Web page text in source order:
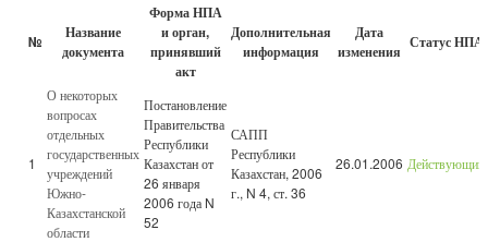
№
Название
документа
Форма НПА
и орган,
принявший
акт
Дополнительная
информация
Дата
изменения Статус НПА
1
О некоторых
вопросах
отдельных
государственных
учреждений
Южно-
Казахстанской
области
Постановление
Правительства
Республики
Казахстан от
26 января
2006 года N
52
САПП
Республики
Казахстан, 2006
г., N 4, ст. 36
26.01.2006 Действующий